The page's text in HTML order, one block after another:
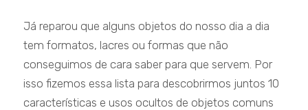
Já reparou que alguns objetos do nosso dia a dia
tem formatos, lacres ou formas que não
conseguimos de cara saber para que servem. Por
isso fizemos essa lista para descobrirmos juntos 10
características e usos ocultos de objetos comuns